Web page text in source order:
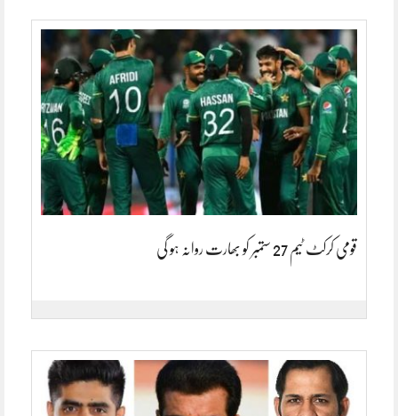
قومی کرکٹ ٹیم 27 ستمبر کو بھارت روانہ ہو گی